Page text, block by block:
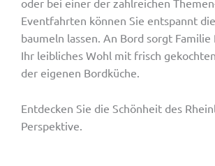
oder bei einer der zahlreichen
Eventfahrten können Sie entspannt
baumeln lassen. An Bord sorgt
Ihr leibliches Wohl mit frisch
der eigenen Bordküche.
Entdecken Sie die Schönheit des
Perspektive.